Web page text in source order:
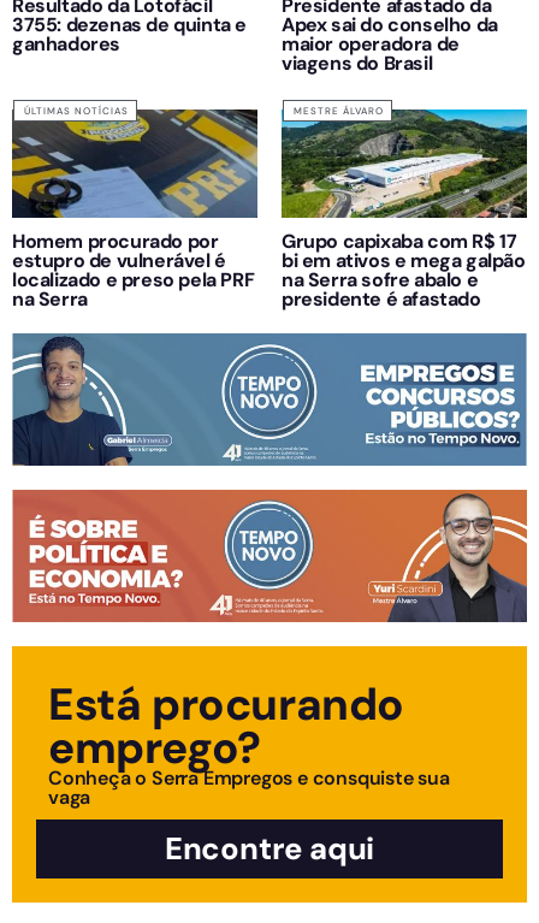
Resultado da Lotofácil
3755: dezenas de quinta e
ganhadores
Presidente afastado da
Apex sai do conselho da
maior operadora de
viagens do Brasil
ÚLTIMAS NOTÍCIAS
Homem procurado por
estupro de vulnerável é
localizado e preso pela PRF
na Serra
MESTRE ÁLVARO
Grupo capixaba com R$ 17
bi em ativos e mega galpão
na Serra sofre abalo e
presidente é afastado
Está procurando
emprego?
Conheça o Serra Empregos e consquiste sua
vaga
Encontre aqui